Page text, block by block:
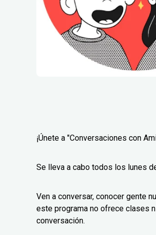
¡Únete a "Conversaciones con
Se lleva a cabo todos los lunes
Ven a conversar, conocer gente
este programa no ofrece clases
conversación.